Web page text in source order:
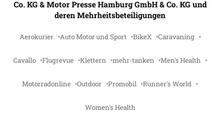
Co. KG & Motor Presse Hamburg GmbH & Co. KG und
deren Mehrheitsbeteiligungen
Aerokurier Auto Motor und Sport BikeX Caravaning
Cavallo Flugrevue Klettern mehr-tanken Men's Health
Motorradonline Outdoor Promobil Runner's World
Women's Health